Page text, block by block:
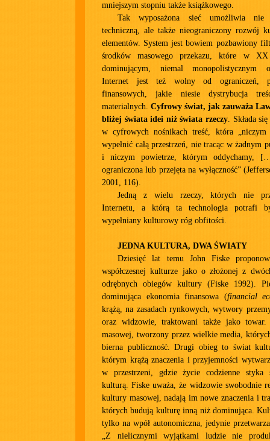
mniejszym stopniu także książkowego.
Tak wyposażona sieć umożliwia nie
techniczną, ale także nieograniczony rozwój
elementów. System jest bowiem pozbawiony
środków masowego przekazu, które w
dominującym, niemal monopolistycznym
Internet jest też wolny od ograniczeń,
finansowych, jakie niesie dystrybucja
materialnych. Cyfrowy świat, jak zauważa
bliżej świata idei niż świata rzeczy. Składa
w cyfrowych nośnikach treść, która „niczym
wypełnić całą przestrzeń, nie tracąc w żadnym
i niczym powietrze, którym oddychamy,
ograniczona lub przejęta na wyłączność”
2001, 116).
Jedną z wielu rzeczy, których nie
Internetu, a którą ta technologia potrafi
wypełniany kulturowy róg obfitości.
JEDNA KULTURA, DWA ŚWIATY
Dziesięć lat temu John Fiske
współczesnej kulturze jako o złożonej z
odrębnych obiegów kultury (Fiske 1992).
dominująca ekonomia finansowa (financial
krążą, na zasadach rynkowych, wytwory
oraz widzowie, traktowani także jako
masowej, tworzony przez wielkie media,
bierna publiczność. Drugi obieg to świat
którym krążą znaczenia i przyjemności
w przestrzeni, gdzie życie codzienne styka
kulturą. Fiske uważa, że widzowie swobodnie
kultury masowej, nadają im nowe znaczenia i
których budują kulturę inną niż dominująca.
tylko na wpół autonomiczna, jedynie
„Z nielicznymi wyjątkami ludzie nie